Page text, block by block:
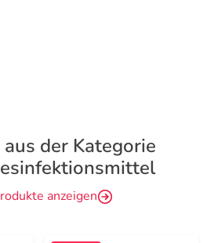
der Kategorie
anzeigen